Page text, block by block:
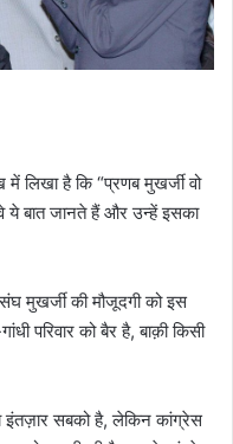
लिखा है कि “प्रणब मुखर्जी वो
ये बात जानते हैं और उन्हें इसका
मुखर्जी की मौजूदगी को इस
परिवार को बैर है, बाक़ी किसी
इंतज़ार सबको है, लेकिन कांग्रेस